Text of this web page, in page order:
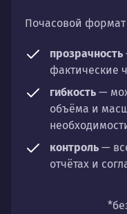
Почасовой формат
прозрачность
фактические
гибкость —
объёма и
контроль —
отчётах и
направлений: